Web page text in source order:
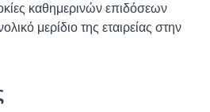
καθημερινών επιδόσεων
μερίδιο της εταιρείας στην